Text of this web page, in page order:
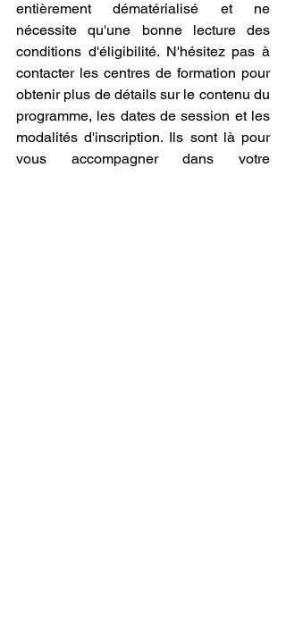
entièrement dématérialisé et ne
nécessite qu'une bonne lecture des
conditions d'éligibilité. N'hésitez pas à
contacter les centres de formation pour
obtenir plus de détails sur le contenu du
programme, les dates de session et les
modalités d'inscription. Ils sont là pour
vous accompagner dans votre